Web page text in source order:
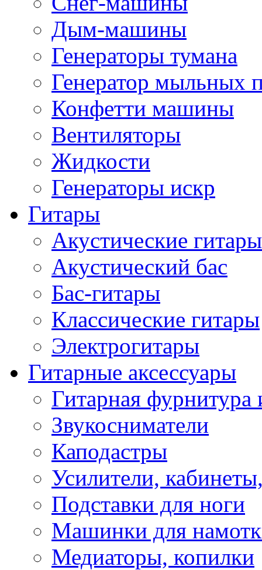
Дым-машины
Генераторы тумана
Генератор мыльных
Конфетти машины
Вентиляторы
Жидкости
Генераторы искр
Гитары
Акустические гитары
Акустический бас
Бас-гитары
Классические гитары
Электрогитары
Гитарные аксессуары
Гитарная фурнитура
Звукосниматели
Каподастры
Усилители,
Подставки для ноги
Машинки для
Медиаторы, копилки